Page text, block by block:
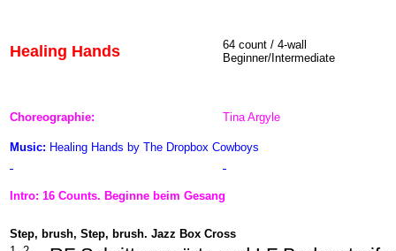
Healing Hands
64 count / 4-wall
Beginner/Intermediate
Choreographie: Tina Argyle
Music: Healing Hands by The Dropbox Cowboys
Intro: 16 Counts. Beginne beim Gesang
Step, brush, Step, brush. Jazz Box Cross